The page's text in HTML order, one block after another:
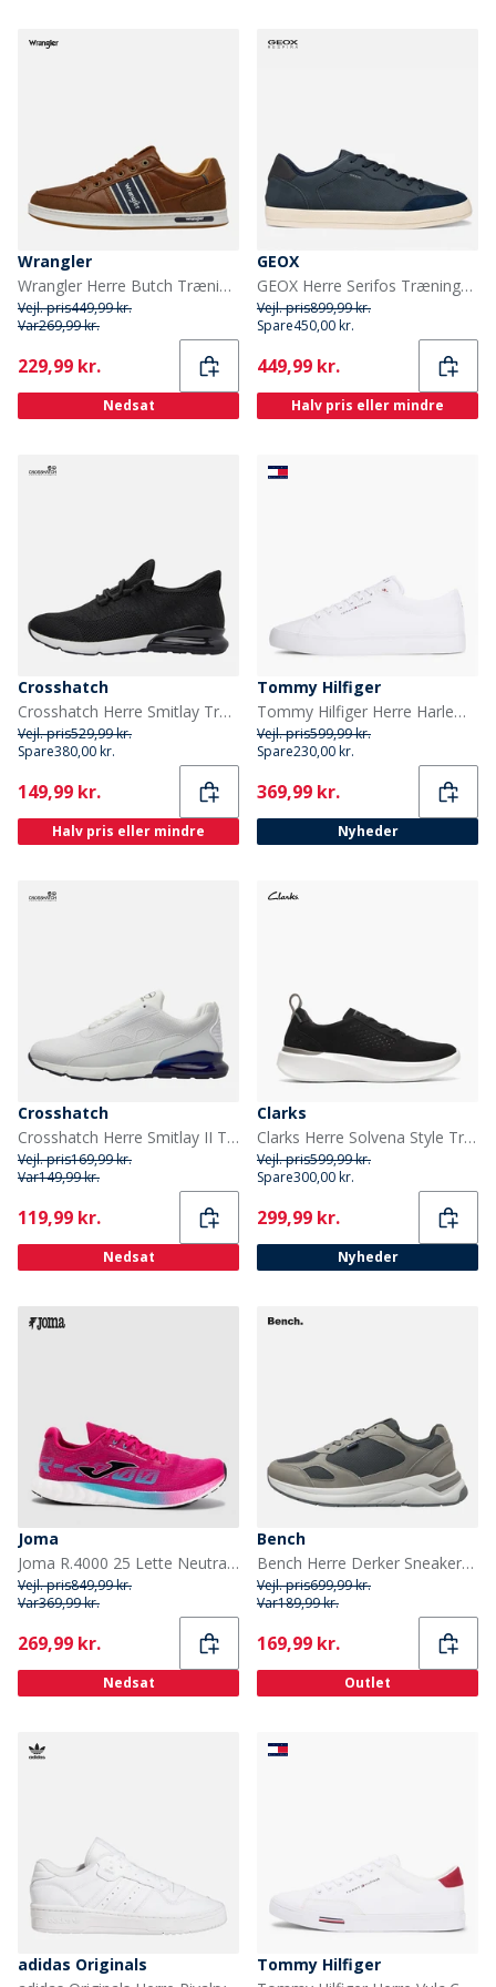
Wrangler
Wrangler Herre Butch Træningssko Tortoise Shell
Vejl. pris449,99 kr.
Var269,99 kr.
Current
229,99 kr.
Nedsat
GEOX
GEOX Herre Serifos Træningssko Mørkeblå Dk Navy
Vejl. pris899,99 kr.
Spare450,00 kr.
Current
449,99 kr.
Halv pris eller mindre
Crosshatch
Crosshatch Herre Smitlay Træningssko Sort
Vejl. pris529,99 kr.
Spare380,00 kr.
Current
149,99 kr.
Halv pris eller mindre
Tommy Hilfiger
Tommy Hilfiger Herre Harlem Core II Træningssko Hvid
Vejl. pris599,99 kr.
Spare230,00 kr.
Current
369,99 kr.
Nyheder
Crosshatch
Crosshatch Herre Smitlay II Træningssko Hvid/Navy
Vejl. pris169,99 kr.
Var149,99 kr.
Current
119,99 kr.
Nedsat
Clarks
Clarks Herre Solvena Style Træningssko Sort
Vejl. pris599,99 kr.
Spare300,00 kr.
Current
299,99 kr.
Nyheder
Joma
Joma R.4000 25 Lette Neutrale Løbesko Fuchsia
Vejl. pris849,99 kr.
Var369,99 kr.
Current
269,99 kr.
Nedsat
Bench
Bench Herre Derker Sneakers Dove/Grå Dove / Grey
Vejl. pris699,99 kr.
Var189,99 kr.
Current
169,99 kr.
Outlet
adidas Originals
Tommy Hilfiger